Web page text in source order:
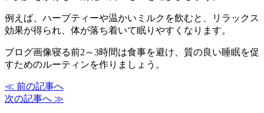
例えば、ハーブティーや温かいミルクを飲むと、リラックス
効果が得られ、体が落ち着いて眠りやすくなります。
ブログ画像寝る前2～3時間は食事を避け、質の良い睡眠を促
すためのルーティンを作りましょう。
≪ 前の記事へ
次の記事へ ≫